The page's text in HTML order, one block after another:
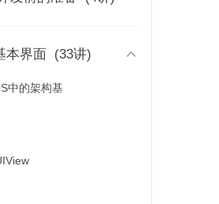
术栈浅析
本界面 (33讲) 
中的架构基